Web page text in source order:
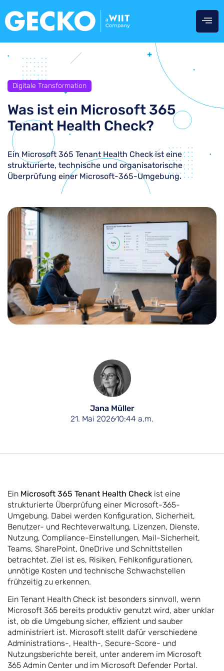
Digitale Transformation
Was ist ein Microsoft 365
Tenant Health Check?
Ein Microsoft 365 Tenant Health Check ist eine
strukturierte, technische und organisatorische
Überprüfung einer Microsoft-365-Umgebung.
Jana Müller
21. Mai 202610:44 a.m.
Ein Microsoft 365 Tenant Health Check ist eine
strukturierte Überprüfung einer Microsoft-365-
Umgebung. Dabei werden Konfiguration, Sicherheit,
Benutzer- und Rechteverwaltung, Lizenzen, Dienste,
Nutzung, Compliance-Einstellungen, Mail-Sicherheit,
Teams, SharePoint, OneDrive und Schnittstellen
betrachtet. Ziel ist es, Risiken, Fehlkonfigurationen,
unnötige Kosten und technische Schwachstellen
frühzeitig zu erkennen.
Ein Tenant Health Check ist besonders sinnvoll, wenn
Microsoft 365 bereits produktiv genutzt wird, aber unklar
ist, ob die Umgebung sicher, effizient und sauber
administriert ist. Microsoft stellt dafür verschiedene
Administrations-, Health-, Secure-Score- und
Nutzungsberichte bereit, unter anderem im Microsoft
365 Admin Center und im Microsoft Defender Portal.